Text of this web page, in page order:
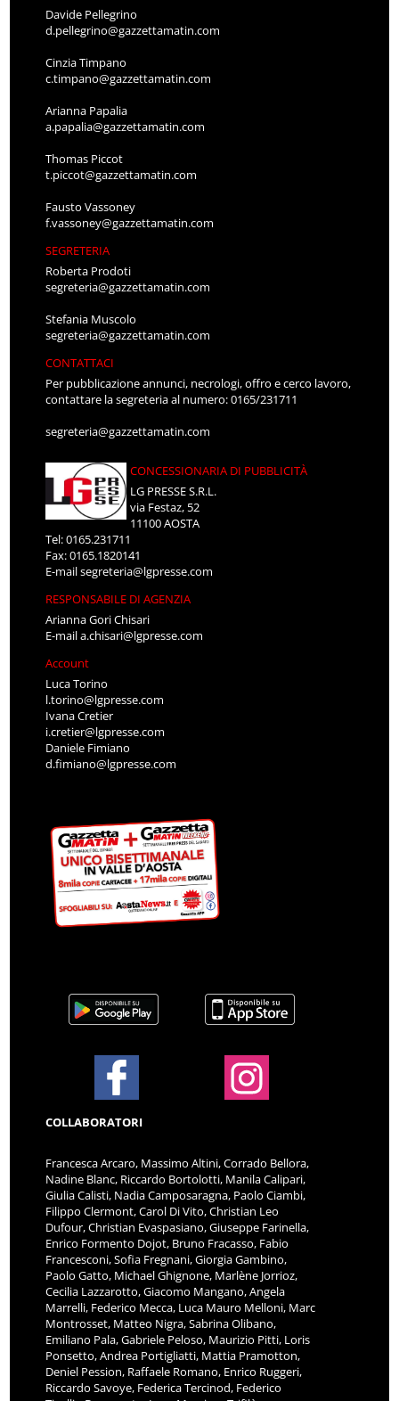
Davide Pellegrino
d.pellegrino@gazzettamatin.com
Cinzia Timpano
c.timpano@gazzettamatin.com
Arianna Papalia
a.papalia@gazzettamatin.com
Thomas Piccot
t.piccot@gazzettamatin.com
Fausto Vassoney
f.vassoney@gazzettamatin.com
SEGRETERIA
Roberta Prodoti
segreteria@gazzettamatin.com
Stefania Muscolo
segreteria@gazzettamatin.com
CONTATTACI
Per pubblicazione annunci, necrologi, offro e cerco lavoro,
contattare la segreteria al numero: 0165/231711
segreteria@gazzettamatin.com
CONCESSIONARIA DI PUBBLICITÀ
LG PRESSE S.R.L.
via Festaz, 52
11100 AOSTA
Tel: 0165.231711
Fax: 0165.1820141
E-mailsegreteria@lgpresse.com
RESPONSABILE DI AGENZIA
Arianna Gori Chisari
E-maila.chisari@lgpresse.com
Account
Luca Torino
l.torino@lgpresse.com
Ivana Cretier
i.cretier@lgpresse.com
Daniele Fimiano
d.fimiano@lgpresse.com
COLLABORATORI
Francesca Arcaro, Massimo Altini, Corrado Bellora,
Nadine Blanc, Riccardo Bortolotti, Manila Calipari,
Giulia Calisti, Nadia Camposaragna, Paolo Ciambi,
Filippo Clermont, Carol Di Vito, Christian Leo
Dufour, Christian Evaspasiano, Giuseppe Farinella,
Enrico Formento Dojot, Bruno Fracasso, Fabio
Francesconi, Sofia Fregnani, Giorgia Gambino,
Paolo Gatto, Michael Ghignone, Marlène Jorrioz,
Cecilia Lazzarotto, Giacomo Mangano, Angela
Marrelli, Federico Mecca, Luca Mauro Melloni, Marc
Montrosset, Matteo Nigra, Sabrina Olibano,
Emiliano Pala, Gabriele Peloso, Maurizio Pitti, Loris
Ponsetto, Andrea Portigliatti, Mattia Pramotton,
Deniel Pession, Raffaele Romano, Enrico Ruggeri,
Riccardo Savoye, Federica Tercinod, Federico